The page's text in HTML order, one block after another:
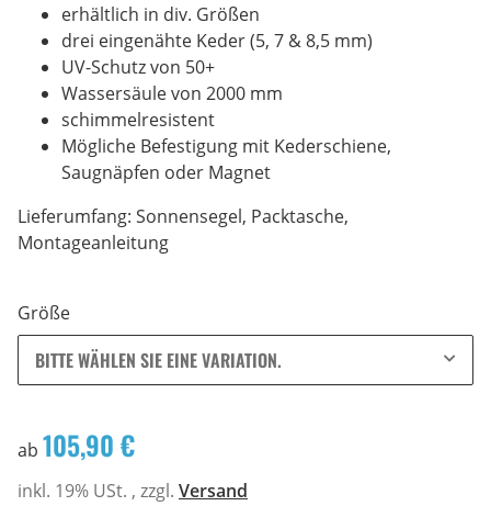
erhältlich in div. Größen
drei eingenähte Keder (5, 7 & 8,5 mm)
UV-Schutz von 50+
Wassersäule von 2000 mm
schimmelresistent
Mögliche Befestigung mit Kederschiene,
Saugnäpfen oder Magnet
Lieferumfang: Sonnensegel, Packtasche,
Montageanleitung
Größe
BITTE WÄHLEN SIE EINE VARIATION.
ab 105,90 €
inkl. 19% USt. , zzgl. Versand